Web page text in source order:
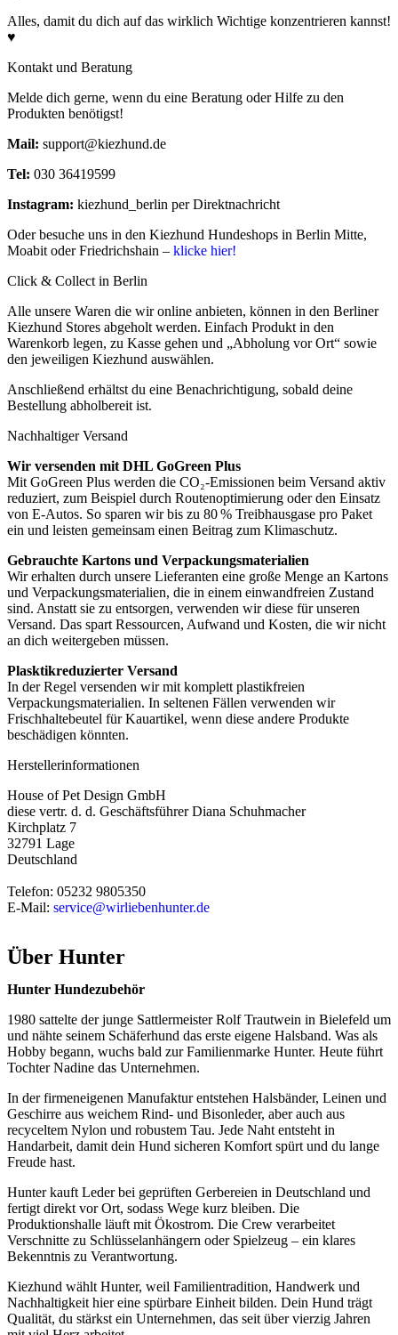
Alles, damit du dich auf das wirklich Wichtige konzentrieren kannst!
♥
Kontakt und Beratung
Melde dich gerne, wenn du eine Beratung oder Hilfe zu den
Produkten benötigst!
Mail: support@kiezhund.de
Tel: 030 36419599
Instagram: kiezhund_berlin per Direktnachricht
Oder besuche uns in den Kiezhund Hundeshops in Berlin Mitte,
Moabit oder Friedrichshain – klicke hier!
Click & Collect in Berlin
Alle unsere Waren die wir online anbieten, können in den Berliner
Kiezhund Stores abgeholt werden. Einfach Produkt in den
Warenkorb legen, zu Kasse gehen und „Abholung vor Ort“ sowie
den jeweiligen Kiezhund auswählen.
Anschließend erhältst du eine Benachrichtigung, sobald deine
Bestellung abholbereit ist.
Nachhaltiger Versand
Wir versenden mit DHL GoGreen Plus
Mit GoGreen Plus werden die CO₂-Emissionen beim Versand aktiv
reduziert, zum Beispiel durch Routenoptimierung oder den Einsatz
von E-Autos. So sparen wir bis zu 80 % Treibhausgase pro Paket
ein und leisten gemeinsam einen Beitrag zum Klimaschutz.
Gebrauchte Kartons und Verpackungsmaterialien
Wir erhalten durch unsere Lieferanten eine große Menge an Kartons
und Verpackungsmaterialien, die in einem einwandfreien Zustand
sind. Anstatt sie zu entsorgen, verwenden wir diese für unseren
Versand. Das spart Ressourcen, Aufwand und Kosten, die wir nicht
an dich weitergeben müssen.
Plasktikreduzierter Versand
In der Regel versenden wir mit komplett plastikfreien
Verpackungsmaterialien. In seltenen Fällen verwenden wir
Frischhaltebeutel für Kauartikel, wenn diese andere Produkte
beschädigen könnten.
Herstellerinformationen
House of Pet Design GmbH
diese vertr. d. d. Geschäftsführer Diana Schuhmacher
Kirchplatz 7
32791 Lage
Deutschland
Telefon: 05232 9805350
E-Mail: service@wirliebenhunter.de
Über Hunter
Hunter Hundezubehör
1980 sattelte der junge Sattlermeister Rolf Trautwein in Bielefeld um
und nähte seinem Schäferhund das erste eigene Halsband. Was als
Hobby begann, wuchs bald zur Familienmarke Hunter. Heute führt
Tochter Nadine das Unternehmen.
In der firmeneigenen Manufaktur entstehen Halsbänder, Leinen und
Geschirre aus weichem Rind- und Bisonleder, aber auch aus
recyceltem Nylon und robustem Tau. Jede Naht entsteht in
Handarbeit, damit dein Hund sicheren Komfort spürt und du lange
Freude hast.
Hunter kauft Leder bei geprüften Gerbereien in Deutschland und
fertigt direkt vor Ort, sodass Wege kurz bleiben. Die
Produktionshalle läuft mit Ökostrom. Die Crew verarbeitet
Verschnitte zu Schlüsselanhängern oder Spielzeug – ein klares
Bekenntnis zu Verantwortung.
Kiezhund wählt Hunter, weil Familientradition, Handwerk und
Nachhaltigkeit hier eine spürbare Einheit bilden. Dein Hund trägt
Qualität, du stärkst ein Unternehmen, das seit über vierzig Jahren